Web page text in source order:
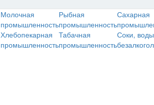
Молочная
промышленность
Рыбная
промышленность
Сахарная
Хлебопекарная
промышленность
Табачная
промышленность
Соки,